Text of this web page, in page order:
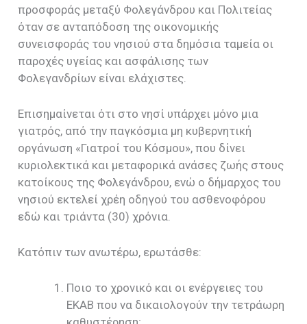
προσφοράς μεταξύ Φολεγάνδρου και Πολιτείας
όταν σε ανταπόδοση της οικονομικής
συνεισφοράς του νησιού στα δημόσια ταμεία οι
παροχές υγείας και ασφάλισης των
Φολεγανδρίων είναι ελάχιστες.
Επισημαίνεται ότι στο νησί υπάρχει μόνο μια
γιατρός, από την παγκόσμια μη κυβερνητική
οργάνωση «Γιατροί του Κόσμου», που δίνει
κυριολεκτικά και μεταφορικά ανάσες ζωής στους
κατοίκους της Φολεγάνδρου, ενώ ο δήμαρχος του
νησιού εκτελεί χρέη οδηγού του ασθενοφόρου
εδώ και τριάντα (30) χρόνια.
Κατόπιν των ανωτέρω, ερωτάσθε:
Ποιο το χρονικό και οι ενέργειες του
ΕΚΑΒ που να δικαιολογούν την τετράωρη